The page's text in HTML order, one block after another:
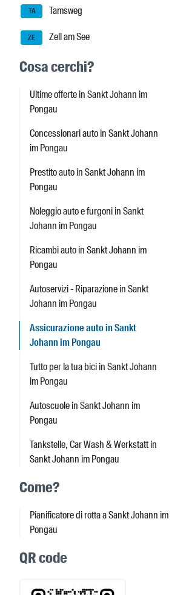
TA Tamsweg
ZE Zell am See
Cosa cerchi?
Ultime offerte in Sankt Johann im
Pongau
Concessionari auto in Sankt Johann
im Pongau
Prestito auto in Sankt Johann im
Pongau
Noleggio auto e furgoni in Sankt
Johann im Pongau
Ricambi auto in Sankt Johann im
Pongau
Autoservizi - Riparazione in Sankt
Johann im Pongau
Assicurazione auto in Sankt
Johann im Pongau
Tutto per la tua bici in Sankt Johann
im Pongau
Autoscuole in Sankt Johann im
Pongau
Tankstelle, Car Wash & Werkstatt in
Sankt Johann im Pongau
Come?
Pianificatore di rotta a Sankt Johann im
Pongau
QR code